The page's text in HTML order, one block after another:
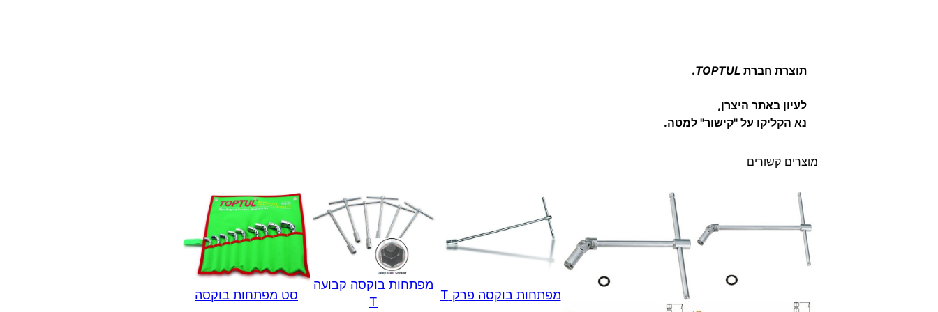
תוצרת חברת TOPTUL
.
לעיון באתר היצרן,
נא הקליקו על "קישור" למטה.
מוצרים קשורים
מפתחות בוקסה פרק T
מפתחות בוקסה קבועה
T
סט מפתחות בוקסה